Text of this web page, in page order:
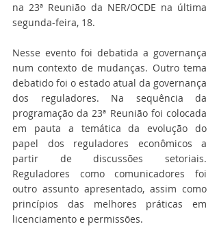
na 23ª Reunião da NER/OCDE na última
segunda-feira, 18.
Nesse evento foi debatida a governança
num contexto de mudanças. Outro tema
debatido foi o estado atual da governança
dos reguladores. Na sequência da
programação da 23ª Reunião foi colocada
em pauta a temática da evolução do
papel dos reguladores econômicos a
partir de discussões setoriais.
Reguladores como comunicadores foi
outro assunto apresentado, assim como
princípios das melhores práticas em
licenciamento e permissões.